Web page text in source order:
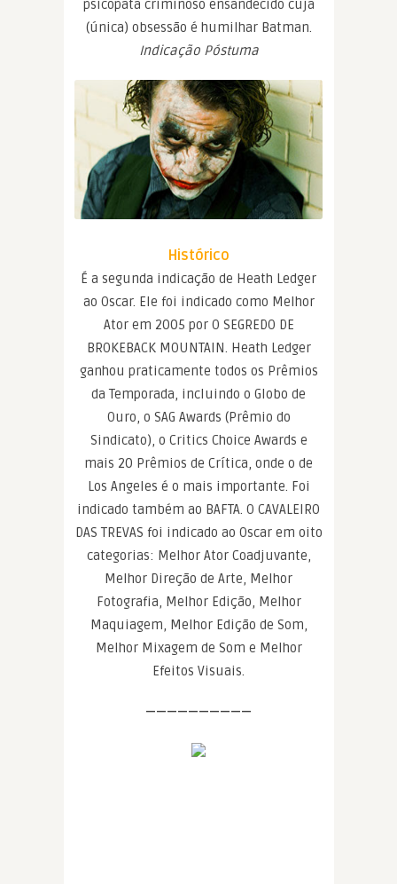
psicopata criminoso ensandecido cuja
(única) obsessão é humilhar Batman.
Indicação Póstuma
Histórico
É a segunda indicação de Heath Ledger
ao Oscar. Ele foi indicado como Melhor
Ator em 2005 por O SEGREDO DE
BROKEBACK MOUNTAIN. Heath Ledger
ganhou praticamente todos os Prêmios
da Temporada, incluindo o Globo de
Ouro, o SAG Awards (Prêmio do
Sindicato), o Critics Choice Awards e
mais 20 Prêmios de Crítica, onde o de
Los Angeles é o mais importante. Foi
indicado também ao BAFTA. O CAVALEIRO
DAS TREVAS foi indicado ao Oscar em oito
categorias: Melhor Ator Coadjuvante,
Melhor Direção de Arte, Melhor
Fotografia, Melhor Edição, Melhor
Maquiagem, Melhor Edição de Som,
Melhor Mixagem de Som e Melhor
Efeitos Visuais.
——————————